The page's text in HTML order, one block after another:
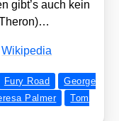
gibt’s auch kein
Wiki­pe­dia
Fury Road
George
Palmer
Tom